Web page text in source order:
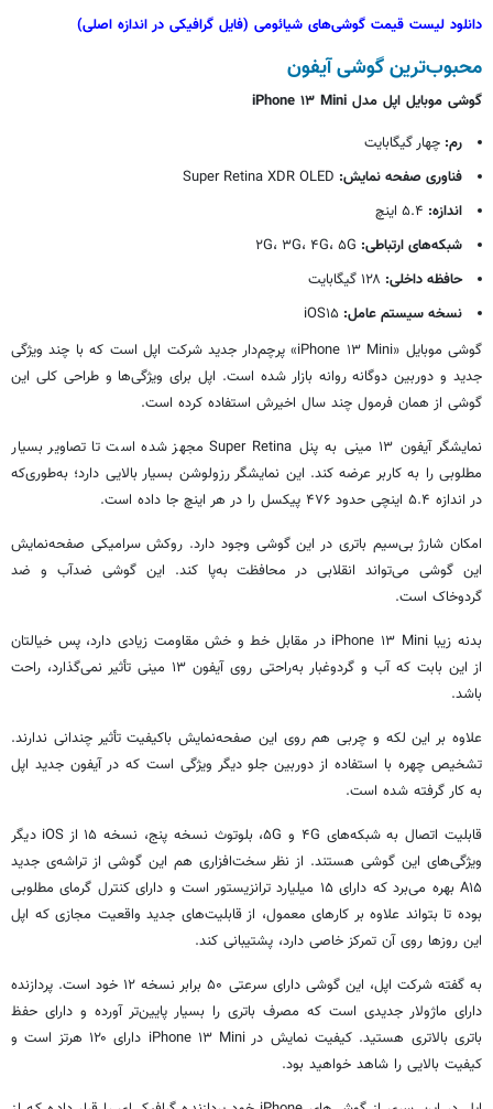
دانلود لیست قیمت گوشی‌های شیائومی (فایل گرافیکی در اندازه اصلی)
محبوب‌ترین گوشی آیفون
گوشی موبایل اپل مدل iPhone ۱۳ Mini
رم: چهار گیگابایت
فناوری صفحه نمایش:
اندازه:
شبکه‌های ارتباطی:
حافظه داخلی:
نسخه سیستم عامل:
گوشی موبایل «iPhone ۱۳ Mini» پرچم‌دار جدید شرکت اپل است که با چند ویژگی
جدید و دوربین دوگانه روانه بازار شده است. اپل برای ویژگی‌ها و طراحی کلی این
گوشی از همان فرمول چند سال اخیرش استفاده کرده است.
نمایشگر آیفون ۱۳ مینی به پنل Super Retina مجهز شده است تا تصاویر بسیار
مطلوبی را به کاربر عرضه کند. این نمایشگر رزولوشن بسیار بالایی دارد؛ به‌طوری‌که
در اندازه ۵.۴ اینچی حدود ۴۷۶ پیکسل را در هر اینچ جا داده است.
امکان شارژ بی‌سیم باتری در این گوشی وجود دارد. روکش سرامیکی صفحه‌نمایش
این گوشی می‌تواند انقلابی در محافظت به‌پا کند. این گوشی ضدآب و ضد
گردوخاک است.
بدنه زیبا iPhone ۱۳ Mini در مقابل خط و خش مقاومت زیادی دارد، پس خیالتان
از این بابت که آب و گردوغبار به‌راحتی روی آیفون ۱۳ مینی تأثیر نمی‌گذارد، راحت
باشد.
علاوه بر این لکه و چربی هم روی این صفحه‌نمایش باکیفیت تأثیر چندانی ندارند.
تشخیص چهره با استفاده از دوربین جلو دیگر ویژگی است که در آیفون جدید اپل
به کار گرفته شده است.
قابلیت اتصال به شبکه‌های ۴G و ۵G، بلوتوث نسخه پنج، نسخه ۱۵ از iOS دیگر
ویژگی‌های این گوشی هستند. از نظر سخت‌افزاری هم این گوشی از تراشه‌ی جدید
A۱۵ بهره می‌برد که دارای ۱۵ میلیارد ترانزیستور است و دارای کنترل گرمای مطلوبی
بوده تا بتواند علاوه بر کارهای معمول، از قابلیت‌های جدید واقعیت مجازی که اپل
این روزها روی آن تمرکز خاصی دارد، پشتیبانی کند.
به گفته شرکت اپل، این گوشی دارای سرعتی ۵۰ برابر نسخه ۱۲ خود است. پردازنده
دارای ماژولار جدیدی است که مصرف باتری را بسیار پایین‌تر آورده و دارای حفظ
باتری بالاتری هستید. کیفیت نمایش در iPhone ۱۳ Mini دارای ۱۲۰ هرتز است و
کیفیت بالایی را شاهد خواهید بود.